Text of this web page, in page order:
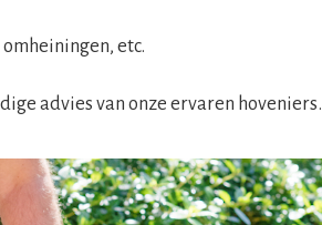
etc.
advies van onze ervaren hoveniers.